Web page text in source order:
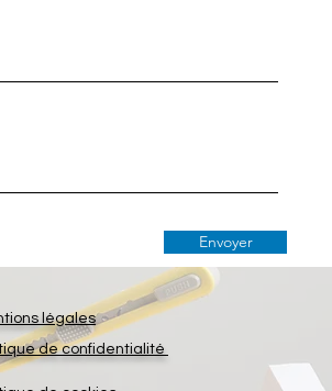
Envoyer
légales
de confidentialité